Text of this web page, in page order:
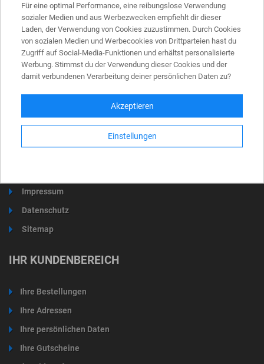
+4936715242770
E-Mail
office@bauzaunwelt.de
Lieferung und Versand
Impressum
Datenschutz
Sitemap
IHR KUNDENBEREICH
Ihre Bestellungen
Ihre Adressen
Ihre persönlichen Daten
Ihre Gutscheine
Für eine optimal Performance, eine reibungslose Verwendung
sozialer Medien und aus Werbezwecken empfiehlt dir dieser
Laden, der Verwendung von Cookies zuzustimmen. Durch Cookies
von sozialen Medien und Werbecookies von Drittparteien hast du
Zugriff auf Social-Media-Funktionen und erhältst personalisierte
Werbung. Stimmst du der Verwendung dieser Cookies und der
damit verbundenen Verarbeitung deiner persönlichen Daten zu?
Akzeptieren
Einstellungen